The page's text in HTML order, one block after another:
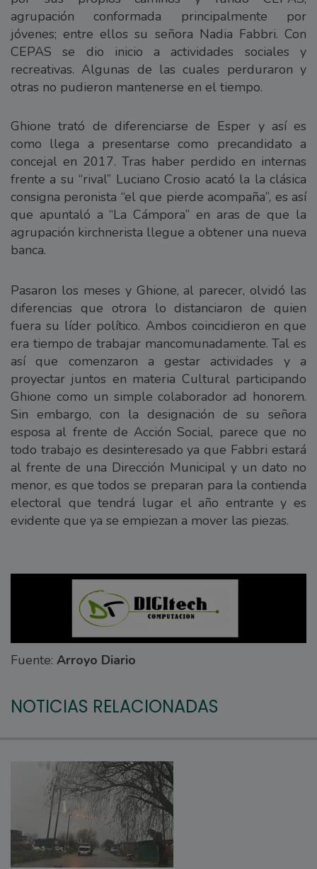
agrupación conformada principalmente por
jóvenes; entre ellos su señora Nadia Fabbri. Con
CEPAS se dio inicio a actividades sociales y
recreativas. Algunas de las cuales perduraron y
otras no pudieron mantenerse en el tiempo.
Ghione trató de diferenciarse de Esper y así es
como llega a presentarse como precandidato a
concejal en 2017. Tras haber perdido en internas
frente a su “rival” Luciano Crosio acató la la clásica
consigna peronista “el que pierde acompaña”, es así
que apuntaló a “La Cámpora” en aras de que la
agrupación kirchnerista llegue a obtener una nueva
banca.
Pasaron los meses y Ghione, al parecer, olvidó las
diferencias que otrora lo distanciaron de quien
fuera su líder político. Ambos coincidieron en que
era tiempo de trabajar mancomunadamente. Tal es
así que comenzaron a gestar actividades y a
proyectar juntos en materia Cultural participando
Ghione como un simple colaborador ad honorem.
Sin embargo, con la designación de su señora
esposa al frente de Acción Social, parece que no
todo trabajo es desinteresado ya que Fabbri estará
al frente de una Dirección Municipal y un dato no
menor, es que todos se preparan para la contienda
electoral que tendrá lugar el año entrante y es
evidente que ya se empiezan a mover las piezas.
Fuente: Arroyo Diario
NOTICIAS RELACIONADAS